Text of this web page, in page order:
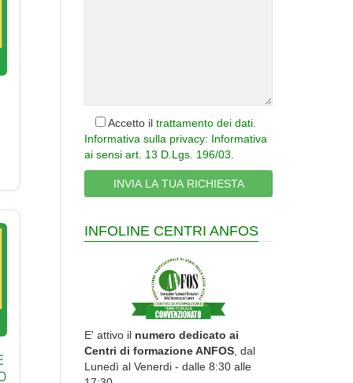
Accetto il trattamento dei dati
Informativa sulla privacy: Informativa
ai sensi art. 13 D.Lgs. 196/03
INFOLINE CENTRI ANFOS
E' attivo il numero dedicato ai
Centri di formazione ANFOS , dal
Lunedì al Venerdi - dalle 8:30 alle